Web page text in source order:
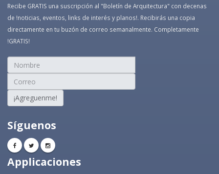
Recibe GRATIS una suscripción al "Boletín de Arquitectura" con decenas
de !noticias, eventos, links de interés y planos!. Recibirás una copia
directamente en tu buzón de correo semanalmente. Completamente
!GRATIS!
¡Agreguenme!
Síguenos
Applicaciones